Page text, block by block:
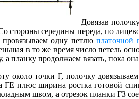
Довязав
стороны середины переда, по
провязываемодну петлюплаточной
в то же время число петель
планку продолжаем вязать, пока
около точки Г, полочку
ГЕ плюс ширина ростка готовой
швом, а отрезок планки ГЗ